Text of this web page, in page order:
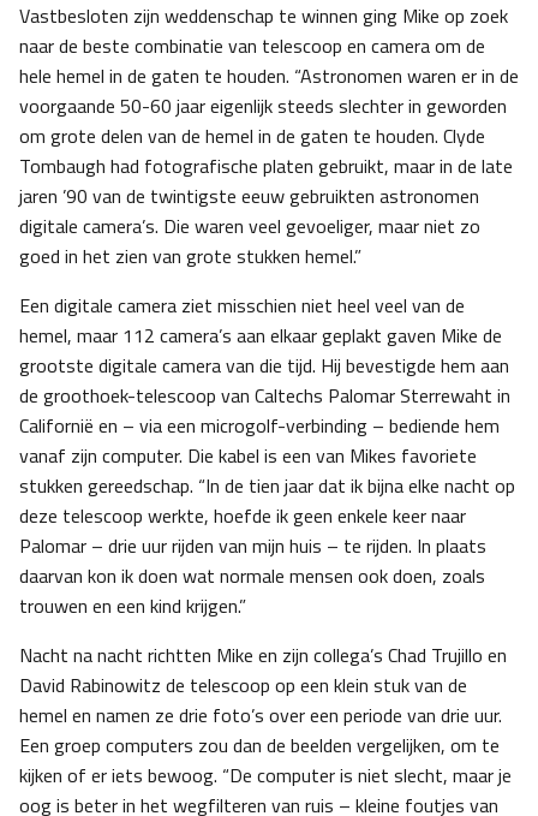
Vastbesloten zijn weddenschap te winnen ging Mike op zoek
naar de beste combinatie van telescoop en camera om de
hele hemel in de gaten te houden. “Astronomen waren er in de
voorgaande 50-60 jaar eigenlijk steeds slechter in geworden
om grote delen van de hemel in de gaten te houden. Clyde
Tombaugh had fotografische platen gebruikt, maar in de late
jaren ’90 van de twintigste eeuw gebruikten astronomen
digitale camera’s. Die waren veel gevoeliger, maar niet zo
goed in het zien van grote stukken hemel.”
Een digitale camera ziet misschien niet heel veel van de
hemel, maar 112 camera’s aan elkaar geplakt gaven Mike de
grootste digitale camera van die tijd. Hij bevestigde hem aan
de groothoek-telescoop van Caltechs Palomar Sterrewaht in
Californië en – via een microgolf-verbinding – bediende hem
vanaf zijn computer. Die kabel is een van Mikes favoriete
stukken gereedschap. “In de tien jaar dat ik bijna elke nacht op
deze telescoop werkte, hoefde ik geen enkele keer naar
Palomar – drie uur rijden van mijn huis – te rijden. In plaats
daarvan kon ik doen wat normale mensen ook doen, zoals
trouwen en een kind krijgen.”
Nacht na nacht richtten Mike en zijn collega’s Chad Trujillo en
David Rabinowitz de telescoop op een klein stuk van de
hemel en namen ze drie foto’s over een periode van drie uur.
Een groep computers zou dan de beelden vergelijken, om te
kijken of er iets bewoog. “De computer is niet slecht, maar je
oog is beter in het wegfilteren van ruis – kleine foutjes van